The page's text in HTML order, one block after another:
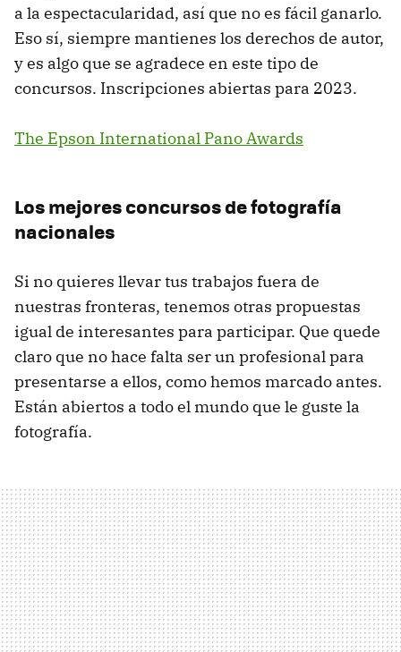
a la espectacularidad, así que no es fácil ganarlo.
Eso sí, siempre mantienes los derechos de autor,
y es algo que se agradece en este tipo de
concursos. Inscripciones abiertas para 2023.
The Epson International Pano Awards
Los mejores concursos de fotografía
nacionales
Si no quieres llevar tus trabajos fuera de
nuestras fronteras, tenemos otras propuestas
igual de interesantes para participar. Que quede
claro que no hace falta ser un profesional para
presentarse a ellos, como hemos marcado antes.
Están abiertos a todo el mundo que le guste la
fotografía.